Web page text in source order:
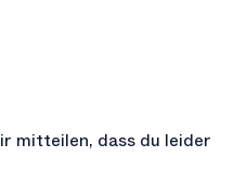
mitteilen, dass du leider